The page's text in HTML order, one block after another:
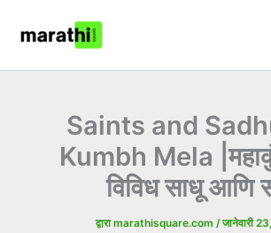
Saints and
Kumbh Mela
विविध साधू आणि
द्वारा marathisquare.com /जानेवारी